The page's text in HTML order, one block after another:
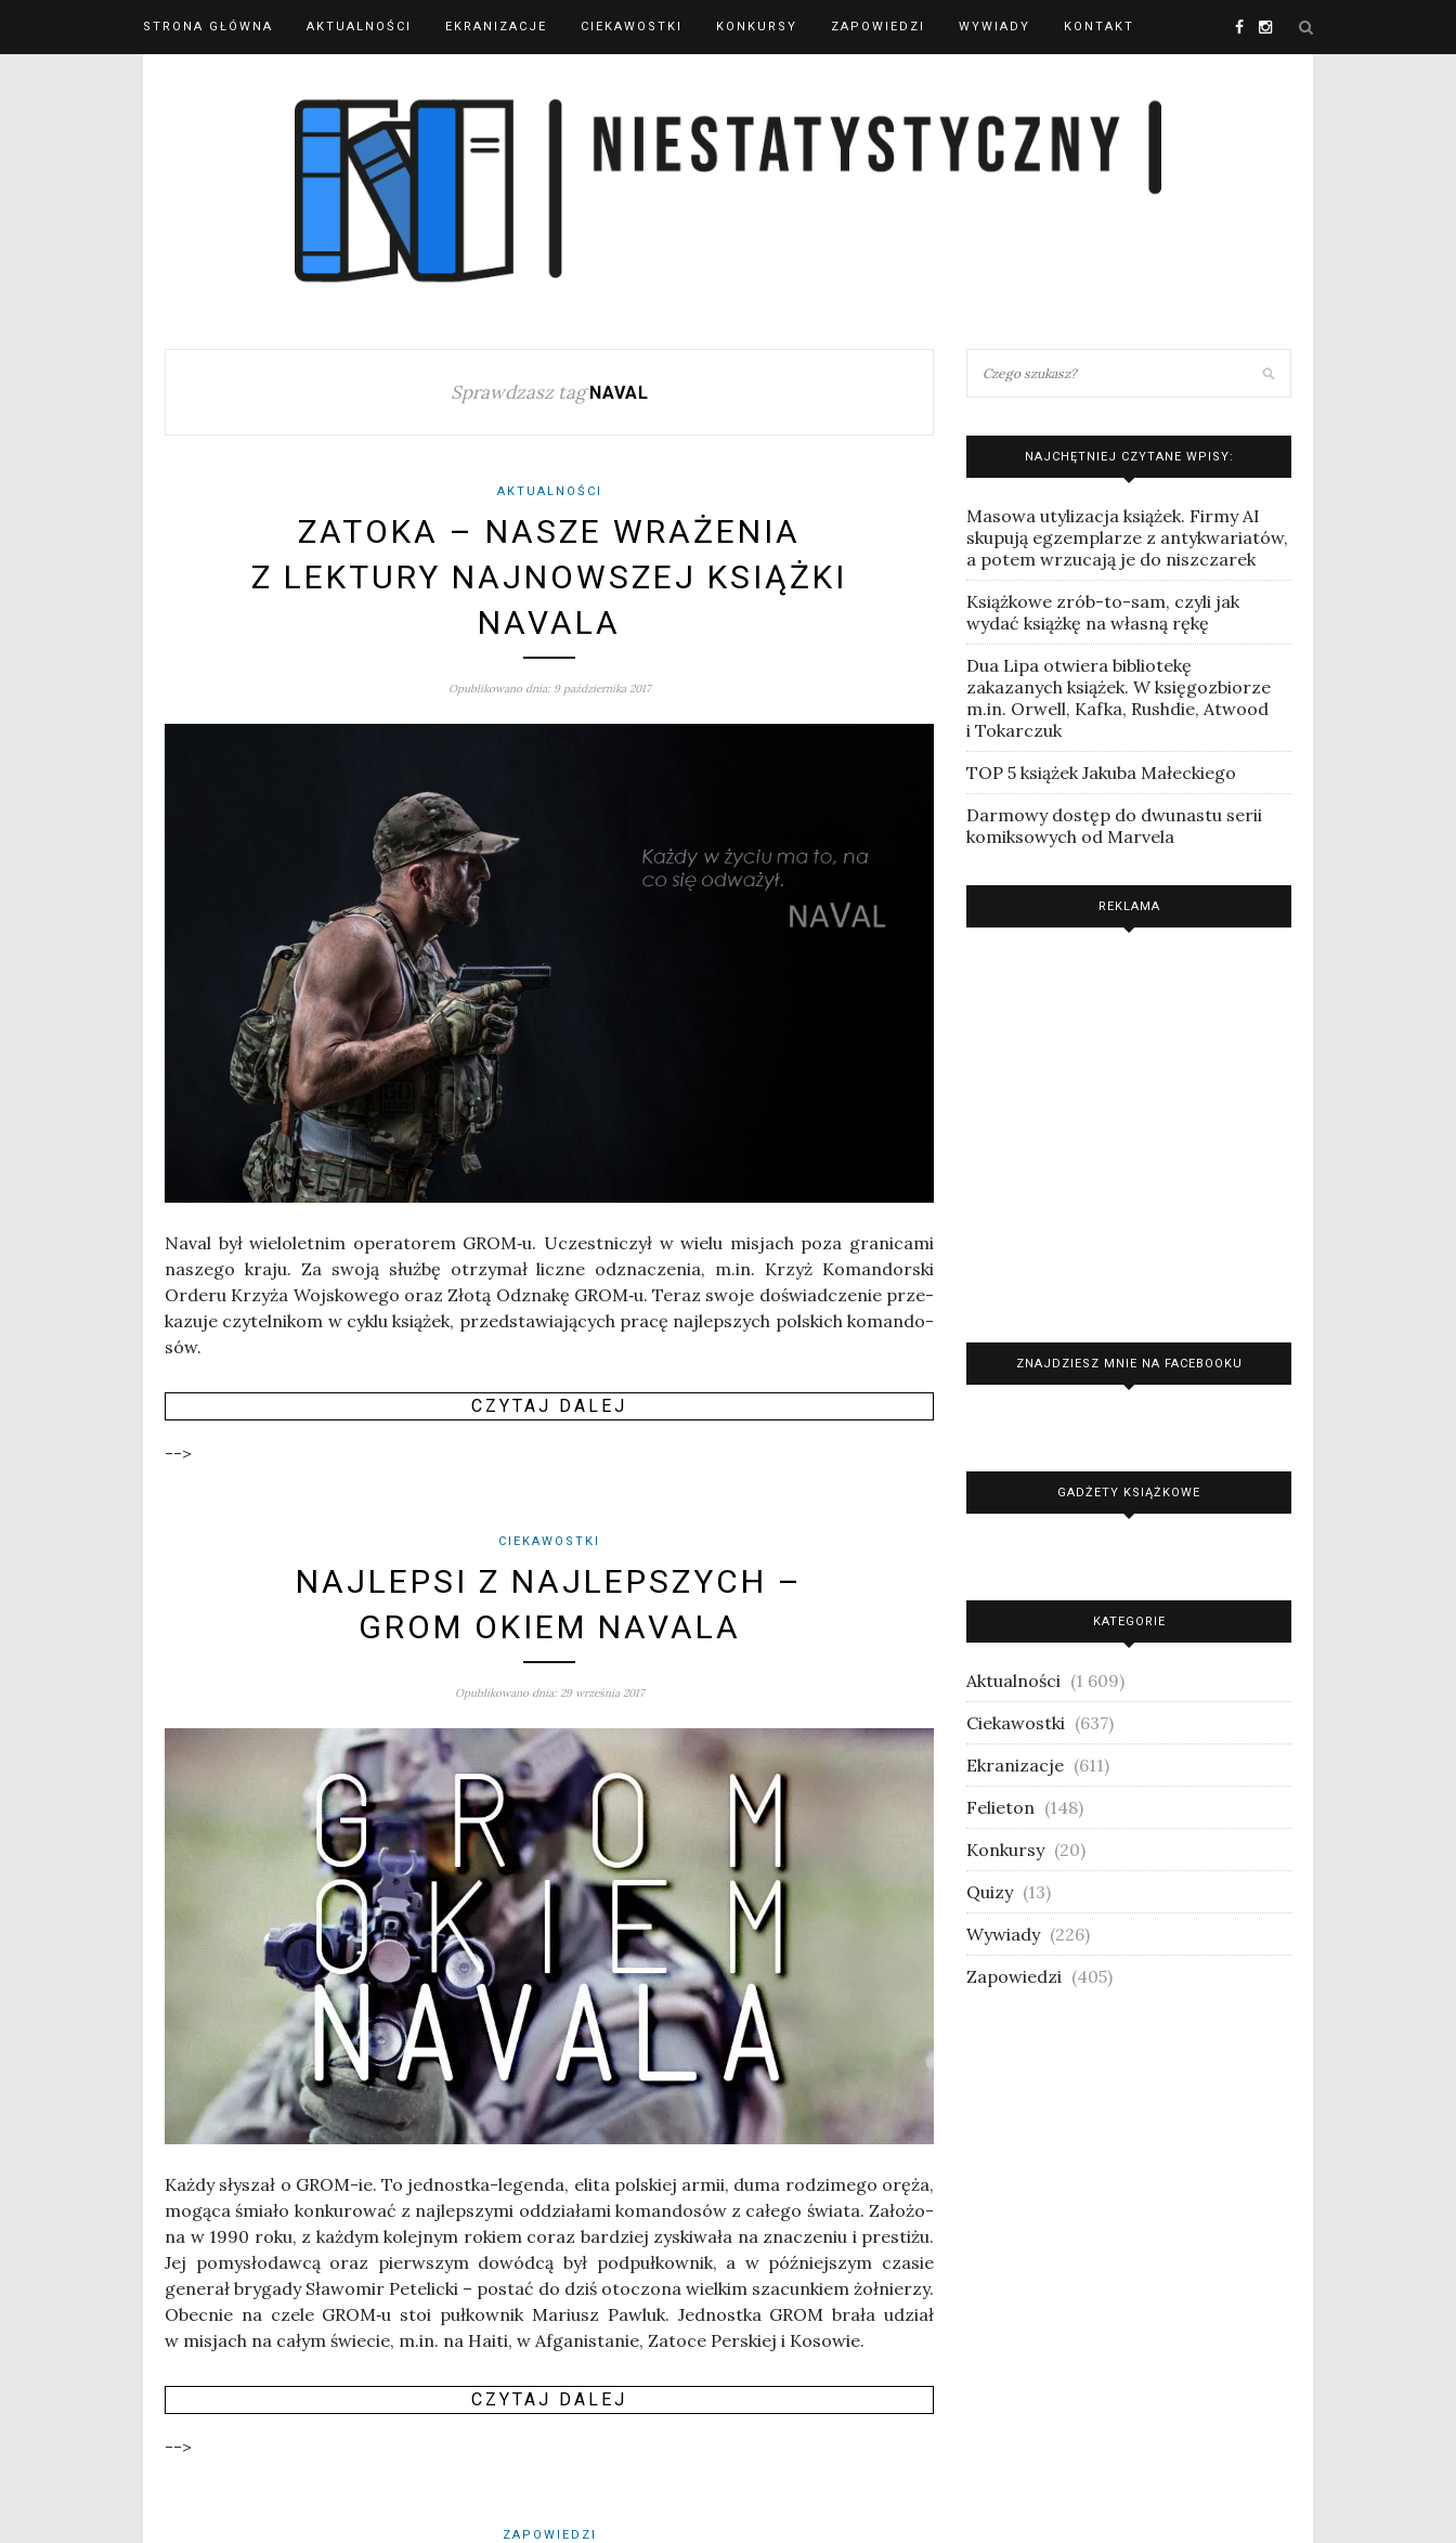
STRONA GŁÓWNA AKTUALNOŚCI EKRANIZACJE CIEKAWOSTKI KONKURSY ZAPOWIEDZI WYWIADY KONTAKT
Sprawdzasz tag NAVAL
AKTUALNOŚCI
ZATOKA – NASZE WRAŻENIA
Z LEKTURY NAJNOWSZEJ KSIĄŻKI
NAVALA
Opublikowano dnia: 9 października 2017
Naval był wie­lo­let­nim ope­ra­to­rem GROM‑u. Uczest­ni­czył w wie­lu misjach poza gra­ni­ca­mi
nasze­go kra­ju. Za swo­ją służ­bę otrzy­mał licz­ne odzna­cze­nia, m.in. Krzyż Koman­dor­ski
Orde­ru Krzy­ża Woj­sko­we­go oraz Zło­tą Odzna­kę GROM‑u. Teraz swo­je doświad­cze­nie prze­
ka­zu­je czy­tel­ni­kom w cyklu ksią­żek, przed­sta­wia­ją­cych pra­cę naj­lep­szych pol­skich koman­do­
sów.
CZY­TAJ DALEJ
-->
CIEKAWOSTKI
NAJLEPSI Z NAJLEPSZYCH –
GROM OKIEM NAVALA
Opublikowano dnia: 29 września 2017
Każ­dy sły­szał o GROM-ie. To jed­nost­ka-legen­da, eli­ta pol­skiej armii, duma rodzi­me­go orę­ża,
mogą­ca śmia­ło kon­ku­ro­wać z naj­lep­szy­mi oddzia­ła­mi koman­do­sów z całe­go świa­ta. Zało­żo­
na w 1990 roku, z każ­dym kolej­nym rokiem coraz bar­dziej zyski­wa­ła na zna­cze­niu i pre­sti­żu.
Jej pomy­sło­daw­cą oraz pierw­szym dowód­cą był pod­puł­kow­nik, a w póź­niej­szym cza­sie
gene­rał bry­ga­dy Sła­wo­mir Pete­lic­ki – postać do dziś oto­czo­na wiel­kim sza­cun­kiem żoł­nie­rzy.
Obec­nie na cze­le GROM‑u stoi puł­kow­nik Mariusz Paw­luk. Jed­nost­ka GROM bra­ła udział
w misjach na całym świe­cie, m.in. na Haiti, w Afga­ni­sta­nie, Zato­ce Per­skiej i Kosowie.
CZY­TAJ DALEJ
-->
ZAPOWIEDZI
NAJCHĘTNIEJ CZYTANE WPISY:
Masowa utylizacja książek. Firmy AI
skupują egzemplarze z antykwariatów,
a potem wrzucają je do niszczarek
Książkowe zrób-to-sam, czyli jak
wydać książkę na własną rękę
Dua Lipa otwiera bibliotekę
zakazanych książek. W księgozbiorze
m.in. Orwell, Kafka, Rushdie, Atwood
i Tokarczuk
TOP 5 książek Jakuba Małeckiego
Darmowy dostęp do dwunastu serii
komiksowych od Marvela
REKLAMA
ZNAJDZIESZ MNIE NA FACEBOOKU
GADŻETY KSIĄŻKOWE
KATEGORIE
Aktualności (1 609)
Ciekawostki (637)
Ekranizacje (611)
Felieton (148)
Konkursy (20)
Quizy (13)
Wywiady (226)
Zapowiedzi (405)